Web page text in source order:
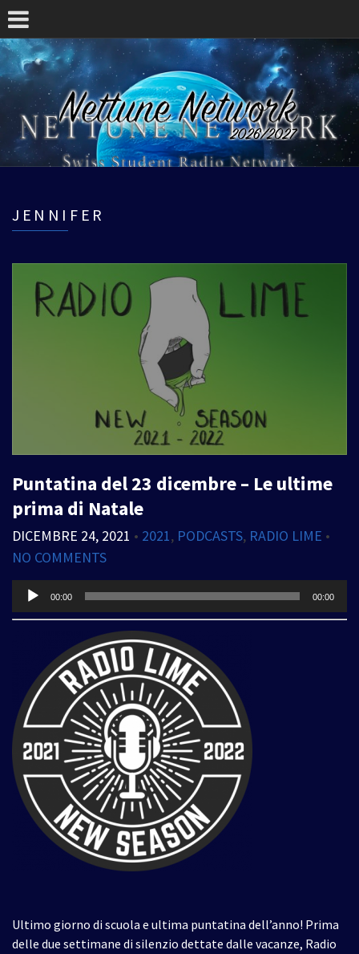
JENNIFER
Puntatina del 23 dicembre – Le ultime
prima di Natale
DICEMBRE 24, 2021 • 2021, PODCASTS, RADIO LIME •
NO COMMENTS
Audio
Player
00:00 00:00
Ultimo giorno di scuola e ultima puntatina dell’anno! Prima
delle due settimane di silenzio dettate dalle vacanze, Radio